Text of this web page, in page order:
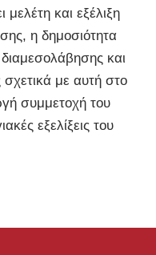
και εξέλιξη
η δημοσιότητα
και
με αυτή στο
συμμετοχή του
εξελίξεις του